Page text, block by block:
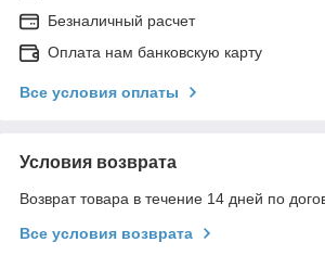
Безналичный расчет
Оплата нам банковскую карту
Все условия оплаты
Условия возврата
Возврат товара в течение 14 дней по
Все условия возврата